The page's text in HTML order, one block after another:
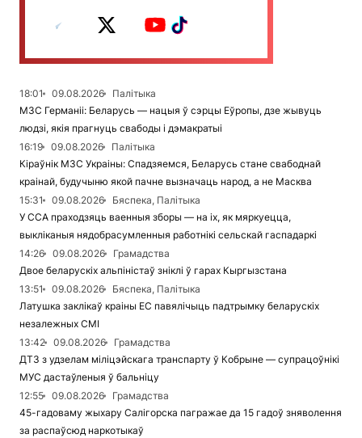
18:01 09.08.2026
Палітыка
МЗС Германіі: Беларусь — нацыя ў сэрцы Еўропы, дзе жывуць
людзі, якія прагнуць свабоды і дэмакратыі
16:19
09.08.2026
Палітыка
Кіраўнік МЗС Украіны: Спадзяемся, Беларусь стане свабоднай
краінай, будучыню якой пачне вызначаць народ, а не Масква
15:31
09.08.2026
Бяспека, Палітыка
У ССА праходзяць ваенныя зборы — на іх, як мяркуецца,
выкліканыя нядобрасумленныя работнікі сельскай гаспадаркі
14:26
09.08.2026
Грамадства
Двое беларускіх альпіністаў зніклі ў гарах Кыргызстана
13:51
09.08.2026
Бяспека, Палітыка
Латушка заклікаў краіны ЕС павялічыць падтрымку беларускіх
незалежных СМІ
13:42
09.08.2026
Грамадства
ДТЗ з удзелам міліцэйскага транспарту ў Кобрыне — супрацоўнікі
МУС дастаўленыя ў бальніцу
12:55
09.08.2026
Грамадства
45-гадоваму жыхару Салігорска пагражае да 15 гадоў зняволення
за распаўсюд наркотыкаў